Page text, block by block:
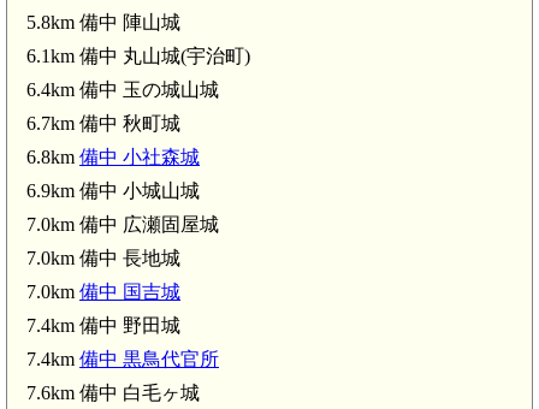
5.8km 備中 陣山城
6.1km 備中 丸山城(宇治町)
6.4km 備中 玉の城山城
6.7km 備中 秋町城
6.8km 備中 小社森城
6.9km 備中 小城山城
7.0km 備中 広瀬固屋城
7.0km 備中 長地城
7.0km 備中 国吉城
7.4km 備中 野田城
7.4km 備中 黒鳥代官所
7.6km 備中 白毛ヶ城